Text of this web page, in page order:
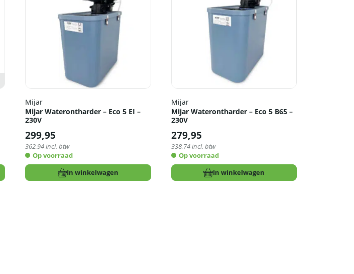
Mijar
Mijar Waterontharder – Eco 5 EI –
230V
299,95
362,94incl. btw
Op voorraad
In winkelwagen
Mijar
Mijar Waterontharder – Eco 5 B65 –
230V
279,95
338,74incl. btw
Op voorraad
In winkelwagen